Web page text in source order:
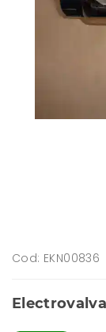
Cod: EKN00836
Electrovalva